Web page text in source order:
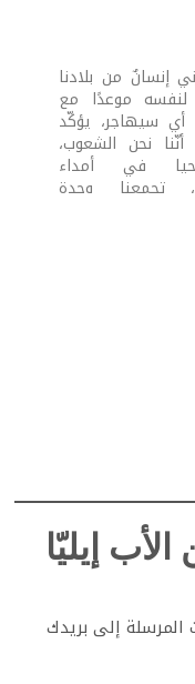
إنسانٌ من بلادنا
موعدًا مع
أي سيهاجر، يؤكّد
نحن الشعوب،
في أمداء
تجمعنا وحدة
إيليّا
إلى بريدك